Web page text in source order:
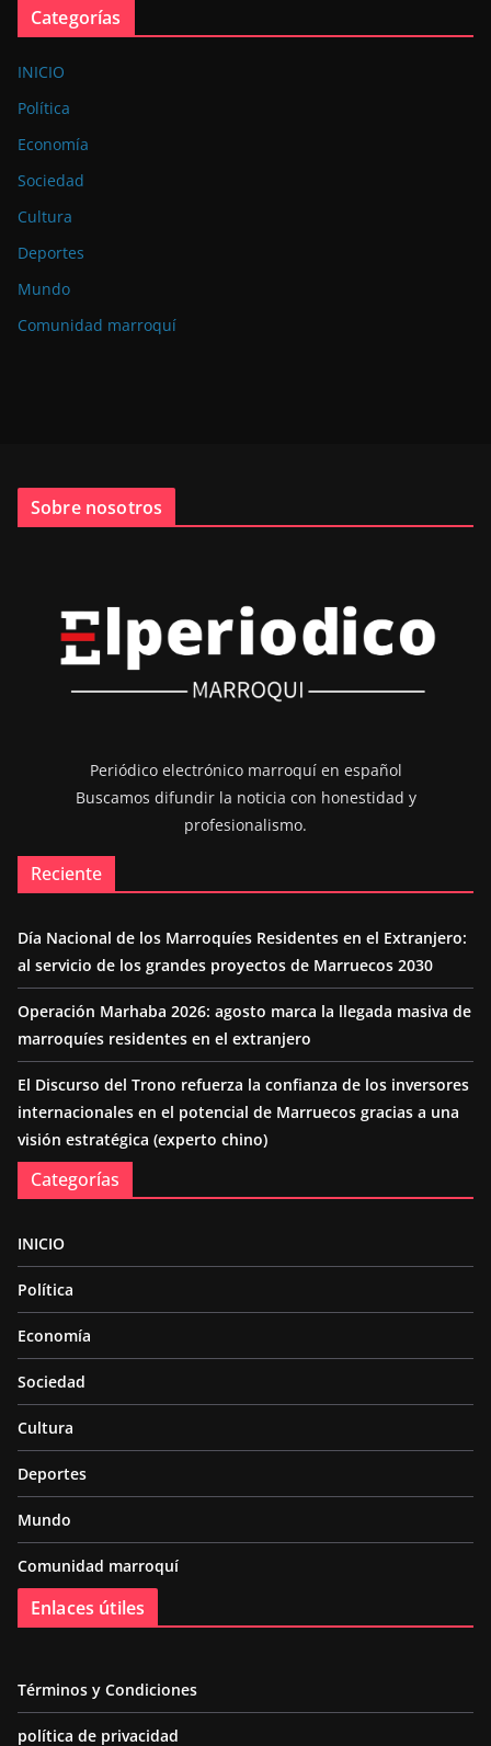
Categorías
INICIO
Política
Economía
Sociedad
Cultura
Deportes
Mundo
Comunidad marroquí
Sobre nosotros
Periódico electrónico marroquí en español
Buscamos difundir la noticia con honestidad y
profesionalismo.
Reciente
Día Nacional de los Marroquíes Residentes en el Extranjero:
al servicio de los grandes proyectos de Marruecos 2030
Operación Marhaba 2026: agosto marca la llegada masiva de
marroquíes residentes en el extranjero
El Discurso del Trono refuerza la confianza de los inversores
internacionales en el potencial de Marruecos gracias a una
visión estratégica (experto chino)
Categorías
INICIO
Política
Economía
Sociedad
Cultura
Deportes
Mundo
Comunidad marroquí
Enlaces útiles
Términos y Condiciones
política de privacidad